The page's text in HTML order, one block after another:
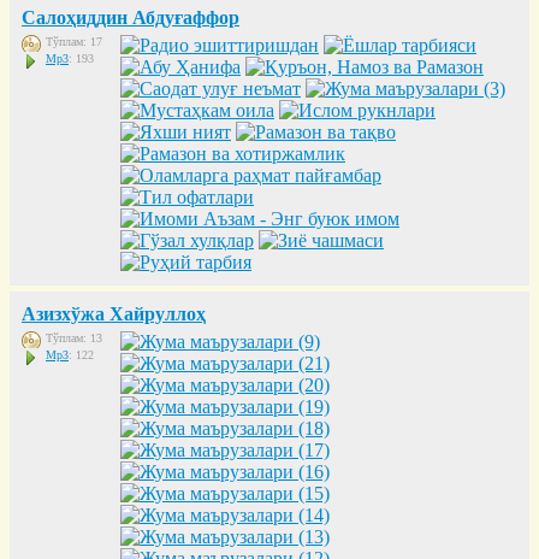
Салоҳиддин Абдуғаффор
Тўплам: 17
Mp3: 193
Азизхўжа Хайруллоҳ
Тўплам: 13
Mp3: 122